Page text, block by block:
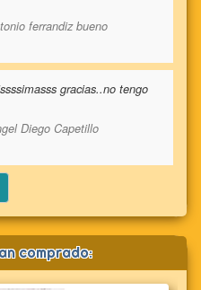
ferrandiz bueno
gracias..no tengo
Diego Capetillo
comprado: